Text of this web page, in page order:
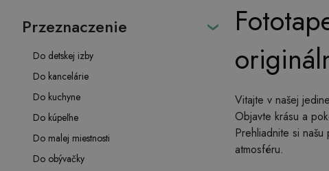
Przeznaczenie
Do detskej izby
Do kancelárie
Do kuchyne
Do kúpeľne
Do malej miestnosti
Do obývačky
Vitajte v našej
Objavte krásu a
Prehliadnite si
atmosféru.